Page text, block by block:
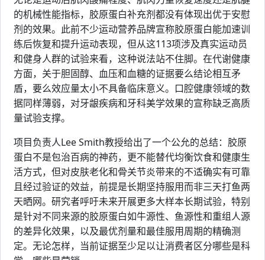
的机械性能指标，胶原蛋白补充剂都没有体现出优于安慰
剂的效果。此前不少运动营养品牌宣称胶原蛋白能加速训
练后恢复和提升运动表现，但从这113项涉及真实运动员
和健身人群的试验来看，这种说法站不住脚。在代谢健康
方面，关于胆固醇、血压和血糖的证据要么结论相互矛
盾，要么效应量太小不具备临床意义。口腔健康领域的数
据同样薄弱，对牙龈疾病和牙科美学效果的宣称缺乏高质
量试验支撑。
项目负责人Lee Smith教授给出了一个公允的总结：胶原
蛋白不是包治百病的神药，更不能替代均衡饮食和健康生
活方式，但对皮肤老化和骨关节炎带来的不适确实有可靠
且经过验证的效益，前提是长期坚持服用而非三天打鱼两
天晒网。研究者呼吁未来开展更多大样本长期试验，特别
是针对不同来源的胶原蛋白如牛源性、鱼源性和重组人源
的差异化效果，以及最优剂量和最佳服用周期的精确测
定。无论怎样，当前证据至少足以让消费者区分哪些是科